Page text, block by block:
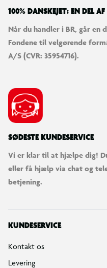
100% DANSKEJET: EN DEL
Når du handler i BR, går en
Fondene til velgørende
A/S (CVR: 35954716).
SØDESTE KUNDESERVICE
Vi er klar til at hjælpe dig!
eller få hjælp via chat og
betjening.
KUNDESERVICE
Kontakt os
Levering